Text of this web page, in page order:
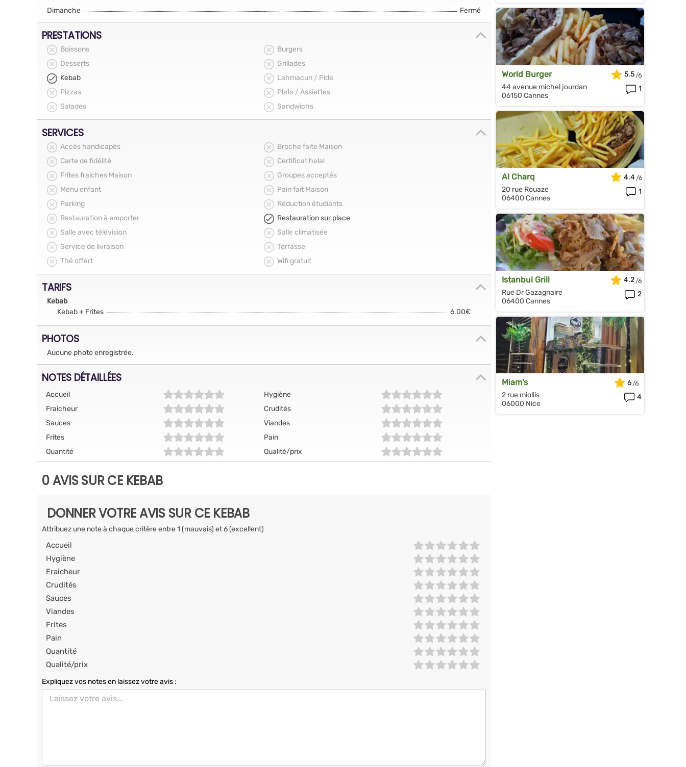
Dimanche
Fermé
PRESTATIONS
Boissons
Burgers
Desserts
Grillades
Kebab
Lahmacun / Pide
Pizzas
Plats / Assiettes
Salades
Sandwichs
SERVICES
Accès handicapés
Broche faite Maison
Carte de fidélité
Certificat halal
Frîtes fraiches Maison
Groupes acceptés
Menu enfant
Pain fait Maison
Parking
Réduction étudiants
Restauration à emporter
Restauration sur place
Salle avec télévision
Salle climatisée
Service de livraison
Terrasse
Thé offert
Wifi gratuit
TARIFS
Kebab
Kebab + Frites
6.00€
PHOTOS
Aucune photo enregistrée.
NOTES DÉTAILLÉES
Accueil
Hygiène
Fraicheur
Crudités
Sauces
Viandes
Frites
Pain
Quantité
Qualité/prix
0 AVIS SUR CE KEBAB
DONNER VOTRE AVIS SUR CE KEBAB
Attribuez une note à chaque critère entre 1 (mauvais) et 6 (excellent)
Accueil
Hygiène
Fraicheur
Crudités
Sauces
Viandes
Frites
Pain
Quantité
Qualité/prix
Expliquez vos notes en laissez votre avis :
World Burger
44 avenue michel jourdan
06150 Cannes
5.5
1
Al Charq
20 rue Rouaze
06400 Cannes
4.4
1
Istanbul Grill
Rue Dr Gazagnaire
06400 Cannes
4.2
2
Miam's
2 rue miollis
06000 Nice
6
4